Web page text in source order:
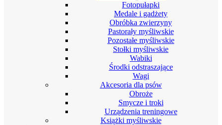
Fotopułapki
Medale i gadżety
Obróbka zwierzyny
Pastorały myśliwskie
Pozostałe myśliwskie
Stołki myśliwskie
Wabiki
Środki odstraszające
Wagi
Akcesoria dla psów
Obroże
Smycze i troki
Urządzenia treningowe
Książki myśliwskie